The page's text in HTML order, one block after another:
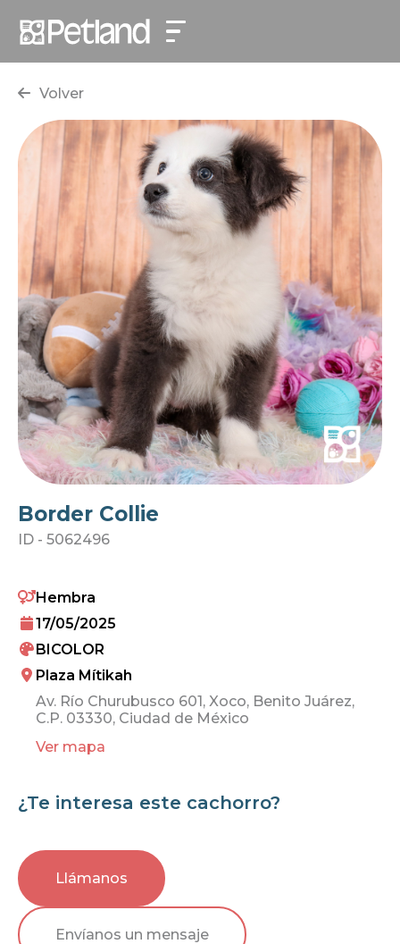
Volver
Border Collie
ID - 5062496
Hembra
17/05/2025
BICOLOR
Plaza Mítikah
Av. Río Churubusco 601, Xoco, Benito Juárez,
C.P. 03330, Ciudad de México
Ver mapa
¿Te interesa este cachorro?
Llámanos
Envíanos un mensaje